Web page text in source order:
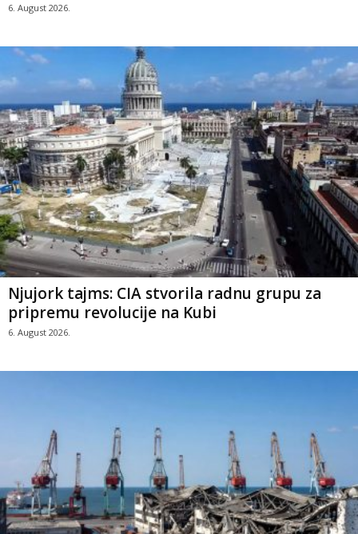
6. August 2026.
Njujork tajms: CIA stvorila radnu grupu za
pripremu revolucije na Kubi
6. August 2026.